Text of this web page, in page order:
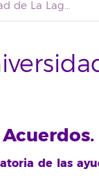
Boletín Oficial de la Universidad de La Laguna
de las